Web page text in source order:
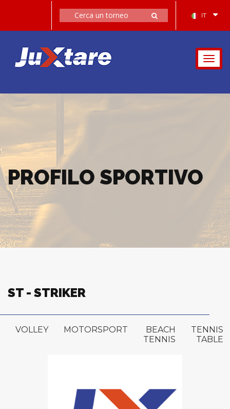
IT
PROFILO SPORTIVO
ST - STRIKER
TENNIS
TABLE
BEACH
TENNIS
MOTORSPORT
VOLLEY